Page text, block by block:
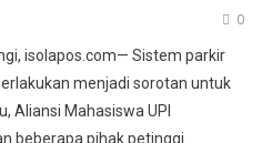
0
isolapos.com— Sistem parkir
menjadi sorotan untuk
Aliansi Mahasiswa UPI
beberapa pihak petinggi…